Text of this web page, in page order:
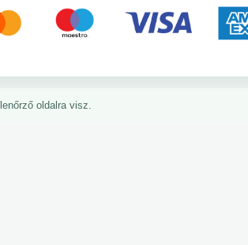
oldalra visz.